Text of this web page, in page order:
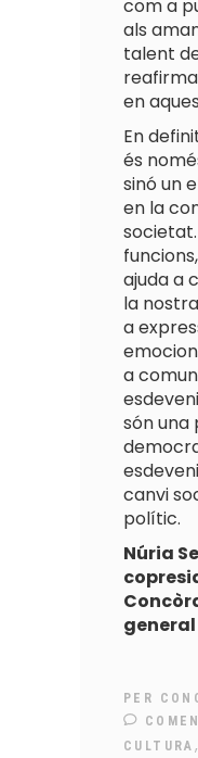
com a
als
talent
en
En
és
sinó un
en la
ajuda a
la
a
a
són una
canvi
polític.
Núria
c
general
PER
CULTURA ,